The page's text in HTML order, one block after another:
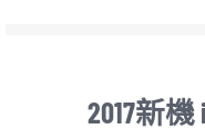
2017新機